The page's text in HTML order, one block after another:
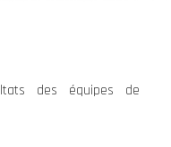
des équipes de